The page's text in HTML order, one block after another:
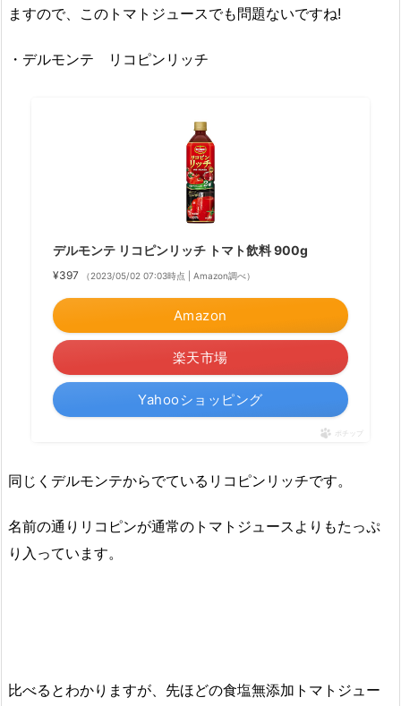
ますので、このトマトジュースでも問題ないですね!
・デルモンテ リコピンリッチ
デルモンテ リコピンリッチ トマト飲料 900g
¥397 （2023/05/02 07:03時点 | Amazon調べ）
Amazon
楽天市場
Yahooショッピング
ポチップ
同じくデルモンテからでているリコピンリッチです。
名前の通りリコピンが通常のトマトジュースよりもたっぷ
り入っています。
比べるとわかりますが、先ほどの食塩無添加トマトジュー